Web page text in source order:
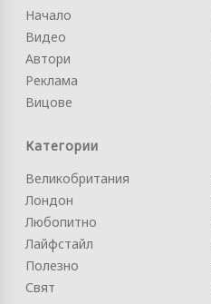
Начало
Видео
Автори
Реклама
Вицове
Категории
Великобритания
Лондон
Любопитно
Лайфстайл
Полезно
Свят